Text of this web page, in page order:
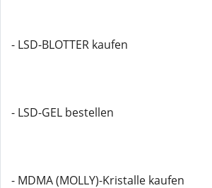
- LSD-BLOTTER kaufen
- LSD-GEL bestellen
- MDMA (MOLLY)-Kristalle kaufen